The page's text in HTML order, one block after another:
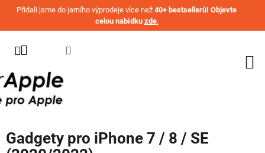
Přejít na obsah
Přidali jsme do jarního výprodeje více než 40+ bestsellerů! Objevte
celou nabídku zde.
IPHONE
MACBOOK
Gadgety pro iPhone 7 / 8 / SE